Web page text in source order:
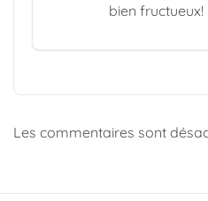
bien fructueux!
Les commentaires sont